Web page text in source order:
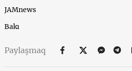
JAMnews
Bakı
Paylaşmaq